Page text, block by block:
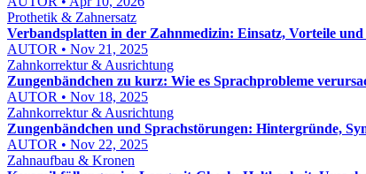
Prothetik & Zahnersatz
Verbandsplatten in der Zahnmedizin: Einsatz, Vorteile
AUTOR • Nov 21, 2025
Zahnkorrektur & Ausrichtung
Zungenbändchen zu kurz: Wie es Sprachprobleme
AUTOR • Nov 18, 2025
Zahnkorrektur & Ausrichtung
Zungenbändchen und Sprachstörungen: Hintergründe,
AUTOR • Nov 22, 2025
Zahnaufbau & Kronen